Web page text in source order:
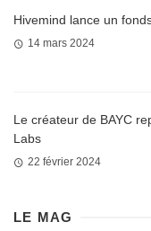
Hivemind lance un
14 mars 2024
Le créateur de BAYC
Labs
22 février 2024
LE MAG